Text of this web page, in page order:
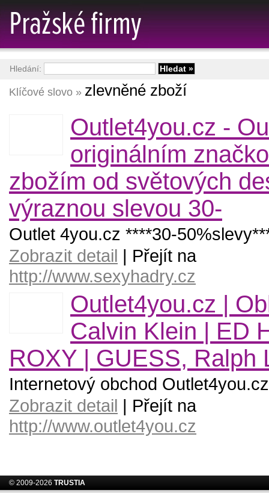
Klíčové slovo » zlevněné zboží
Outlet4you.cz -
originálním
zbožím od světových
výraznou slevou 30-
Outlet 4you.cz ****30-
Zobrazit detail | Přejít na
http://www.sexyhadry.cz
Outlet4you.cz |
Calvin Klein | ED
ROXY | GUESS, Ralph
Internetový obchod Outlet4you.cz
Zobrazit detail | Přejít na
http://www.outlet4you.cz
Hledání:
© 2009-2026 TRUSTIA